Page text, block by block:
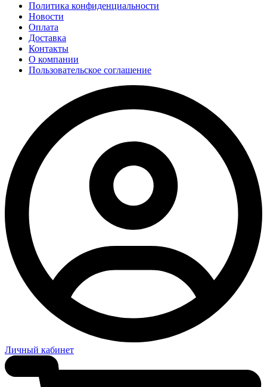
Политика конфиденциальности
Новости
Оплата
Доставка
Контакты
О компании
Пользовательское соглашение
Личный кабинет